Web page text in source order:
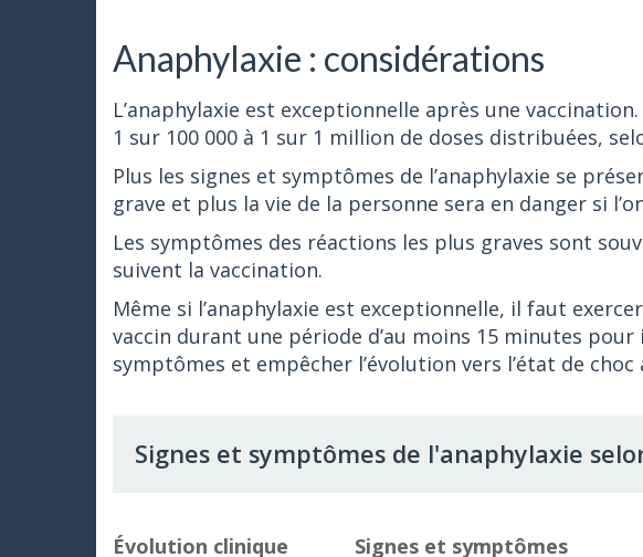
Anaphylaxie : considérations
L’anaphylaxie est exceptionnelle après une
1 sur 100 000 à 1 sur 1 million de doses distribuées,
Plus les signes et symptômes de l’anaphylaxie se
grave et plus la vie de la personne sera en danger si
Les symptômes des réactions les plus graves sont
suivent la vaccination.
Même si l’anaphylaxie est exceptionnelle, il faut
vaccin durant une période d’au moins 15 minutes
symptômes et empêcher l’évolution vers l’état de
Signes et symptômes de l'anaphylaxie
Évolution clinique Signes et symptômes